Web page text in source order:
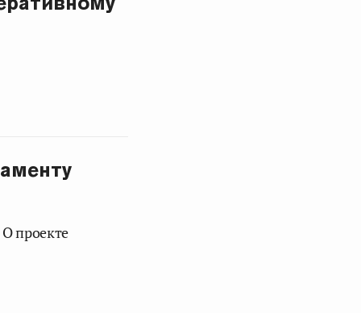
проекте